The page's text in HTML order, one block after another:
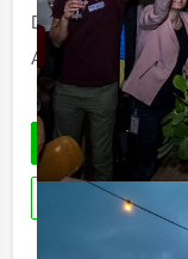
Duur:
4 uur
Aantal:
Ik